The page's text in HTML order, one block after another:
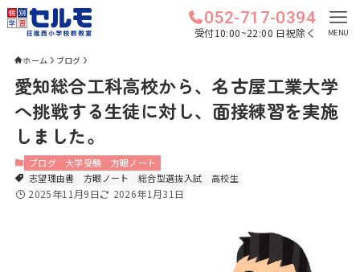
052-717-0394
受付10:00~22:00 日祝除く MENU
ホーム ブログ
愛知総合工科高校から、名古屋工業大学
へ挑戦する生徒に対し、面接練習を実施
しました。
ブログ 大学受験
方眼ノート
志望理由書
方眼ノート 総合型選抜入試 高校生
2025年11月9日 2026年1月31日